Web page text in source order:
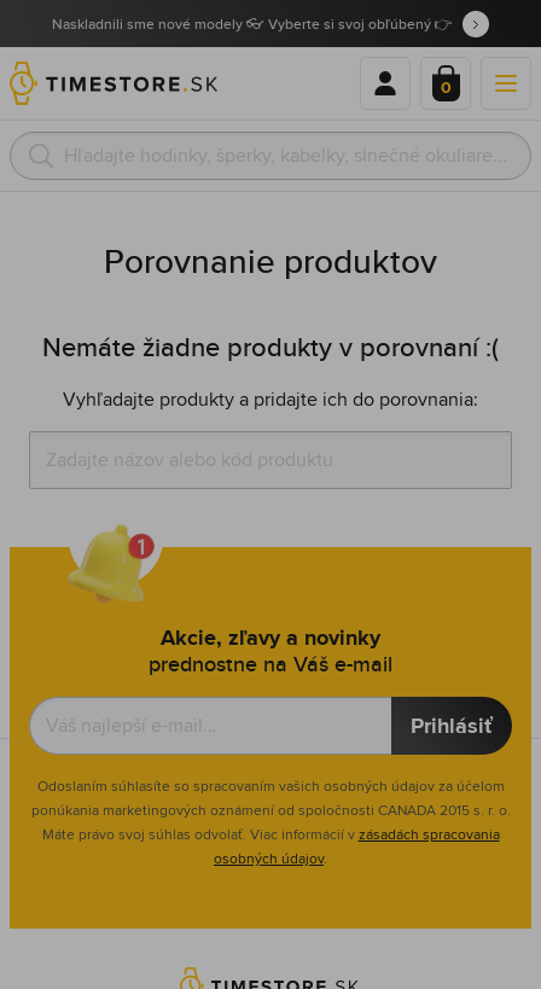
Naskladnili sme nové modely 👓 Vyberte si svoj obľúbený 👉
0
Porovnanie produktov
Nemáte žiadne produkty v porovnaní :(
Vyhľadajte produkty a pridajte ich do porovnania:
Akcie, zľavy a novinky
prednostne na Váš e-mail
Prihlásiť
Odoslaním súhlasíte so spracovaním vašich osobných údajov za účelom
ponúkania marketingových oznámení od spoločnosti CANADA 2015 s. r. o.
Máte právo svoj súhlas odvolať. Viac informácií vzásadách spracovania
osobných údajov.